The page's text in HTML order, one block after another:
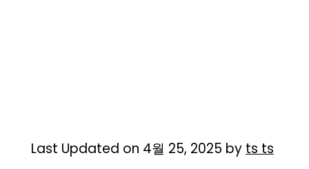
Last Updated on 4월 25, 2025 by ts ts